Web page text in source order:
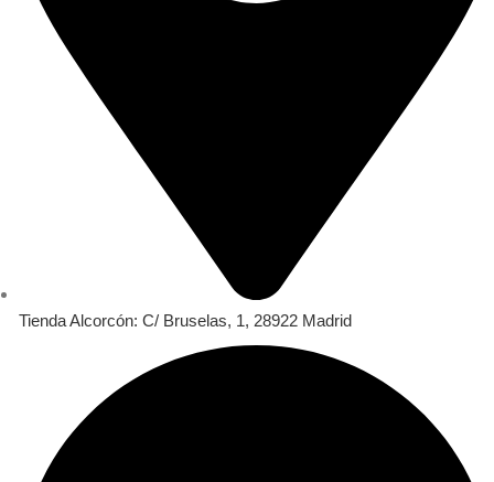
Tienda Alcorcón: C/ Bruselas, 1, 28922 Madrid